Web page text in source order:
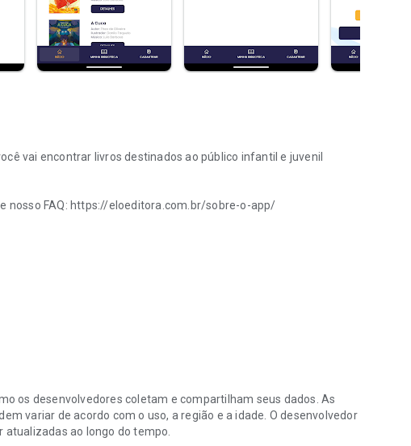
vai encontrar livros destinados ao público infantil e juvenil
nosso FAQ: https://eloeditora.com.br/sobre-o-app/
os desenvolvedores coletam e compartilham seus dados. As
variar de acordo com o uso, a região e a idade. O desenvolvedor
ao longo do tempo.